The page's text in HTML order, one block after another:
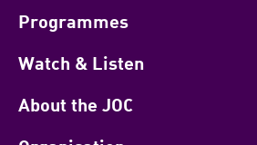
Programmes
Watch & Listen
About the JOC